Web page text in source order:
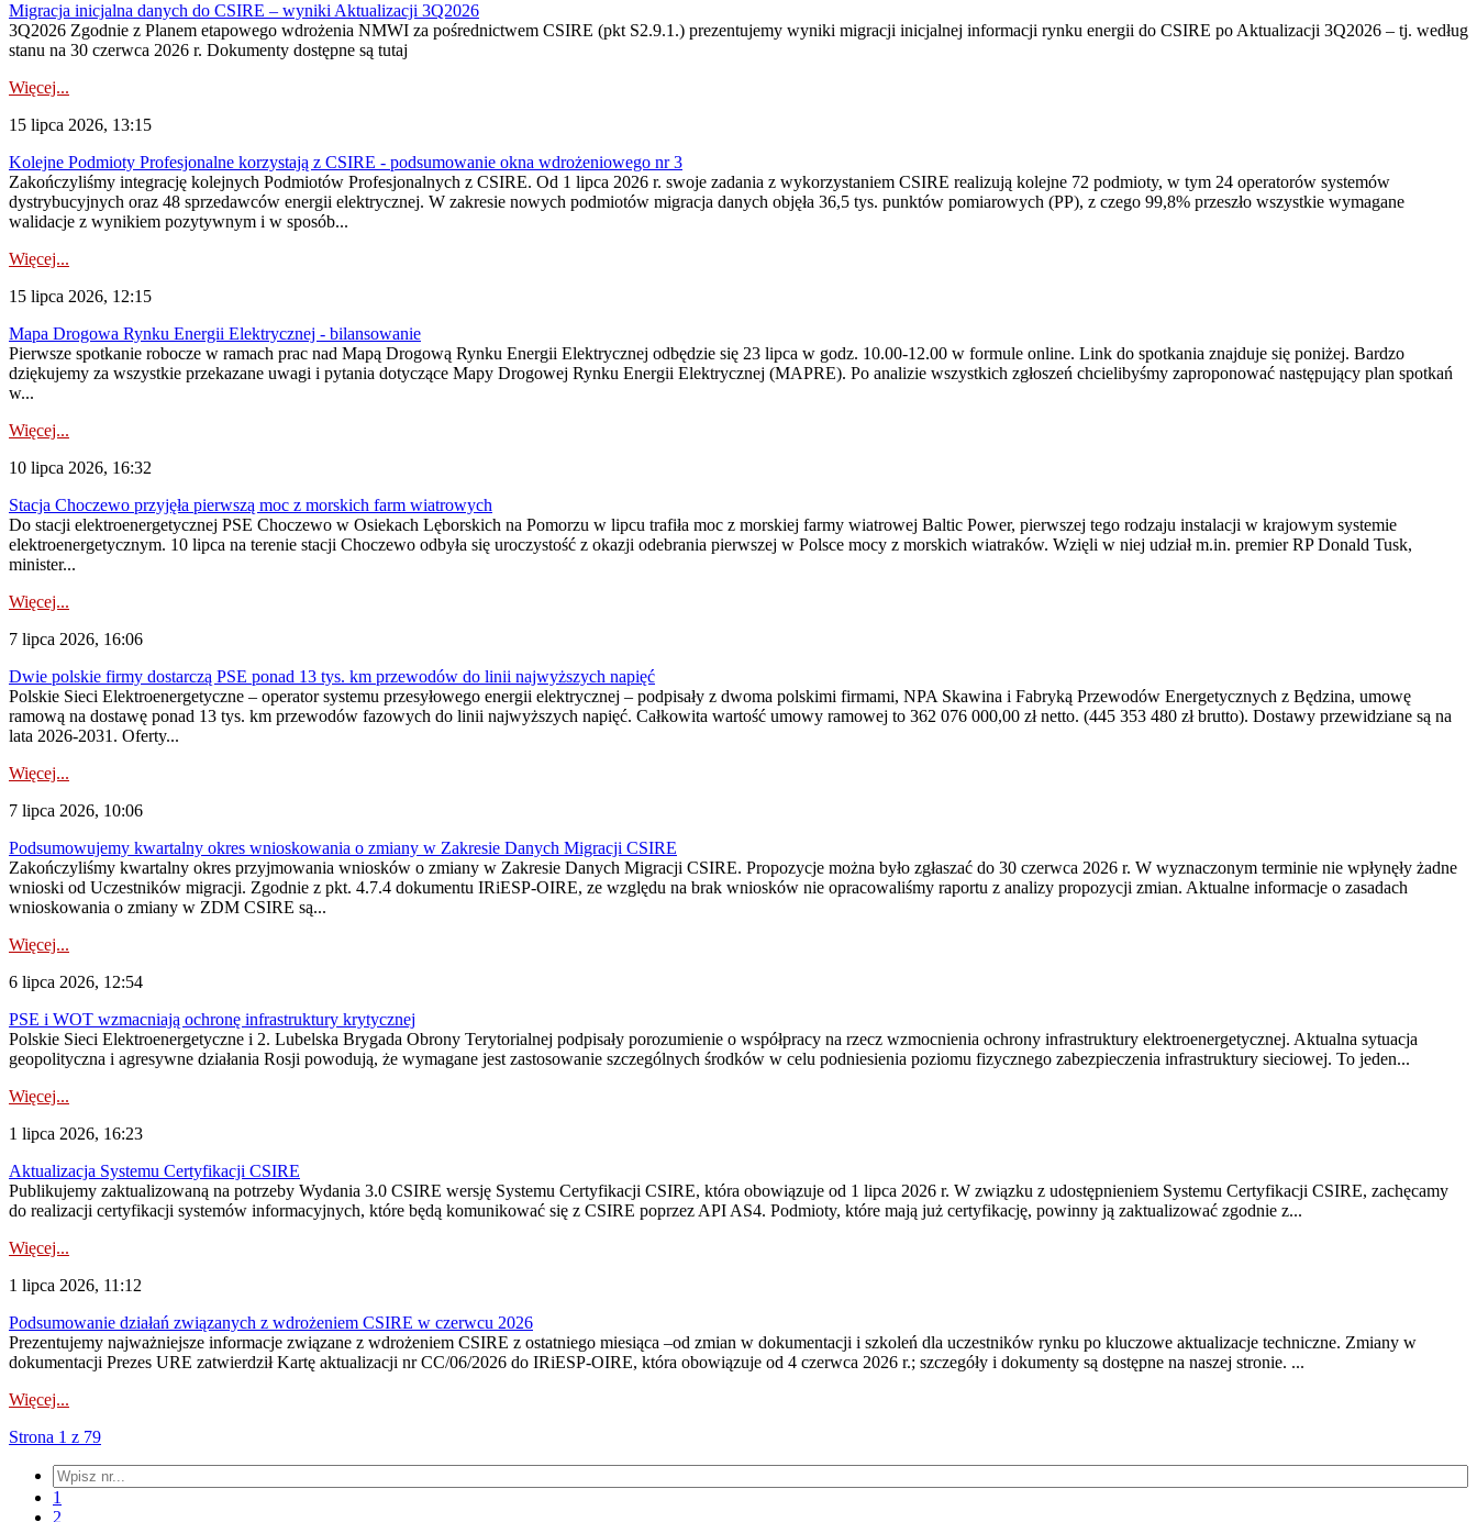
Migracja inicjalna danych do CSIRE – wyniki Aktualizacji 3Q2026
3Q2026 Zgodnie z Planem etapowego wdrożenia NMWI za pośrednictwem CSIRE (pkt S2.9.1.) prezentujemy wyniki migracji inicjalnej informacji rynku energii do CSIRE po Aktualizacji 3Q2026 – tj. według
stanu na 30 czerwca 2026 r. Dokumenty dostępne są tutaj
Więcej...
15 lipca 2026, 13:15
Kolejne Podmioty Profesjonalne korzystają z CSIRE - podsumowanie okna wdrożeniowego nr 3
Zakończyliśmy integrację kolejnych Podmiotów Profesjonalnych z CSIRE. Od 1 lipca 2026 r. swoje zadania z wykorzystaniem CSIRE realizują kolejne 72 podmioty, w tym 24 operatorów systemów
dystrybucyjnych oraz 48 sprzedawców energii elektrycznej. W zakresie nowych podmiotów migracja danych objęła 36,5 tys. punktów pomiarowych (PP), z czego 99,8% przeszło wszystkie wymagane
walidacje z wynikiem pozytywnym i w sposób...
Więcej...
15 lipca 2026, 12:15
Mapa Drogowa Rynku Energii Elektrycznej - bilansowanie
Pierwsze spotkanie robocze w ramach prac nad Mapą Drogową Rynku Energii Elektrycznej odbędzie się 23 lipca w godz. 10.00-12.00 w formule online. Link do spotkania znajduje się poniżej. Bardzo
dziękujemy za wszystkie przekazane uwagi i pytania dotyczące Mapy Drogowej Rynku Energii Elektrycznej (MAPRE). Po analizie wszystkich zgłoszeń chcielibyśmy zaproponować następujący plan spotkań
w...
Więcej...
10 lipca 2026, 16:32
Stacja Choczewo przyjęła pierwszą moc z morskich farm wiatrowych
Do stacji elektroenergetycznej PSE Choczewo w Osiekach Lęborskich na Pomorzu w lipcu trafiła moc z morskiej farmy wiatrowej Baltic Power, pierwszej tego rodzaju instalacji w krajowym systemie
elektroenergetycznym. 10 lipca na terenie stacji Choczewo odbyła się uroczystość z okazji odebrania pierwszej w Polsce mocy z morskich wiatraków. Wzięli w niej udział m.in. premier RP Donald Tusk,
minister...
Więcej...
7 lipca 2026, 16:06
Dwie polskie firmy dostarczą PSE ponad 13 tys. km przewodów do linii najwyższych napięć
Polskie Sieci Elektroenergetyczne – operator systemu przesyłowego energii elektrycznej – podpisały z dwoma polskimi firmami, NPA Skawina i Fabryką Przewodów Energetycznych z Będzina, umowę
ramową na dostawę ponad 13 tys. km przewodów fazowych do linii najwyższych napięć. Całkowita wartość umowy ramowej to 362 076 000,00 zł netto. (445 353 480 zł brutto). Dostawy przewidziane są na
lata 2026-2031. Oferty...
Więcej...
7 lipca 2026, 10:06
Podsumowujemy kwartalny okres wnioskowania o zmiany w Zakresie Danych Migracji CSIRE
Zakończyliśmy kwartalny okres przyjmowania wniosków o zmiany w Zakresie Danych Migracji CSIRE. Propozycje można było zgłaszać do 30 czerwca 2026 r. W wyznaczonym terminie nie wpłynęły żadne
wnioski od Uczestników migracji. Zgodnie z pkt. 4.7.4 dokumentu IRiESP-OIRE, ze względu na brak wniosków nie opracowaliśmy raportu z analizy propozycji zmian. Aktualne informacje o zasadach
wnioskowania o zmiany w ZDM CSIRE są...
Więcej...
6 lipca 2026, 12:54
PSE i WOT wzmacniają ochronę infrastruktury krytycznej
Polskie Sieci Elektroenergetyczne i 2. Lubelska Brygada Obrony Terytorialnej podpisały porozumienie o współpracy na rzecz wzmocnienia ochrony infrastruktury elektroenergetycznej. Aktualna sytuacja
geopolityczna i agresywne działania Rosji powodują, że wymagane jest zastosowanie szczególnych środków w celu podniesienia poziomu fizycznego zabezpieczenia infrastruktury sieciowej. To jeden...
Więcej...
1 lipca 2026, 16:23
Aktualizacja Systemu Certyfikacji CSIRE
Publikujemy zaktualizowaną na potrzeby Wydania 3.0 CSIRE wersję Systemu Certyfikacji CSIRE, która obowiązuje od 1 lipca 2026 r. W związku z udostępnieniem Systemu Certyfikacji CSIRE, zachęcamy
do realizacji certyfikacji systemów informacyjnych, które będą komunikować się z CSIRE poprzez API AS4. Podmioty, które mają już certyfikację, powinny ją zaktualizować zgodnie z...
Więcej...
1 lipca 2026, 11:12
Podsumowanie działań związanych z wdrożeniem CSIRE w czerwcu 2026
Prezentujemy najważniejsze informacje związane z wdrożeniem CSIRE z ostatniego miesiąca –od zmian w dokumentacji i szkoleń dla uczestników rynku po kluczowe aktualizacje techniczne. Zmiany w
dokumentacji Prezes URE zatwierdził Kartę aktualizacji nr CC/06/2026 do IRiESP‑OIRE, która obowiązuje od 4 czerwca 2026 r.; szczegóły i dokumenty są dostępne na naszej stronie. ...
Więcej...
Strona 1 z 79
1
2